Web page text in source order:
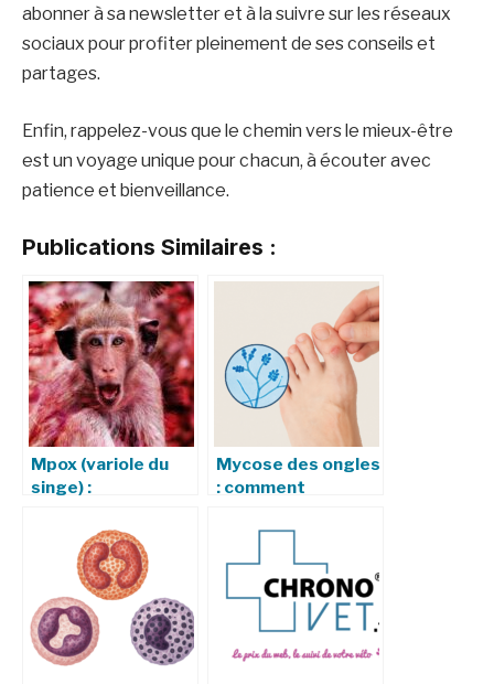
abonner à sa newsletter et à la suivre sur les réseaux
sociaux pour profiter pleinement de ses conseils et
partages.
Enfin, rappelez-vous que le chemin vers le mieux-être
est un voyage unique pour chacun, à écouter avec
patience et bienveillance.
Publications Similaires :
Mpox (variole du
singe) :
transmission,
prévention et
traitement
Mycose des ongles
: comment
infection à
rubrum ?